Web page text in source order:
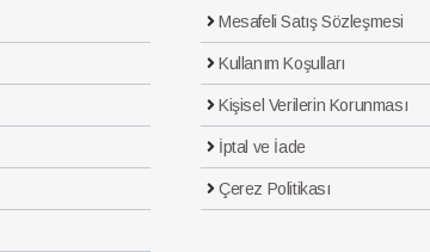
Mesafeli Satış Sözleşmesi
Kullanım Koşulları
Kişisel Verilerin Korunması
İptal ve İade
Çerez Politikası